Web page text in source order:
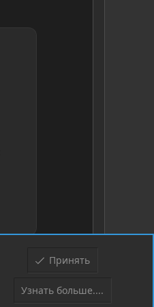
Верх
Принять
Узнать больше....